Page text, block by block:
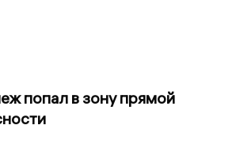
попал в зону прямой